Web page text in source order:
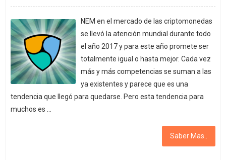
NEM en el mercado de las criptomonedas
se llevó la atención mundial durante todo
el año 2017 y para este año promete ser
totalmente igual o hasta mejor. Cada vez
más y más competencias se suman a las
ya existentes y parece que es una
tendencia que llegó para quedarse. Pero esta tendencia para
muchos es …
Saber Mas..